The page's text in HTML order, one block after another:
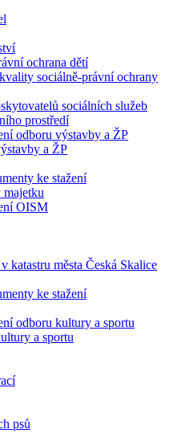
ochrana dětí
sociálně-právní ochrany
sociálních služeb
prostředí
odboru výstavby a ŽP
a ŽP
ke stažení
majetku
OISM
katastru města Česká Skalice
ke stažení
odboru kultury a sportu
a sportu
psů